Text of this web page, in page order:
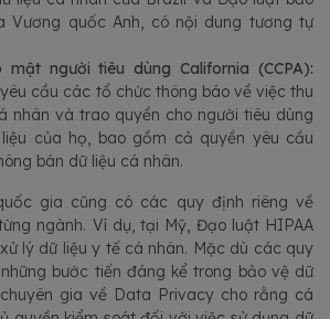
Vương quốc Anh, có nội dung tương tự
người tiêu dùng California (CCPA):
cầu các tổ chức thông báo về việc thu
nhân và trao quyền cho người tiêu dùng
của họ, bao gồm cả quyền yêu cầu
bán dữ liệu cá nhân.
gia cũng có các quy định riêng về
ngành. Ví dụ, tại Mỹ, Đạo luật HIPAA
lý dữ liệu y tế cá nhân. Mặc dù các quy
bước tiến đáng kể trong bảo vệ dữ
gia về Data Privacy cho rằng cá